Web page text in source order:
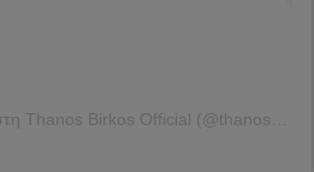
Η δημοσίευση κοινοποιήθηκε από το χρήστη Thanos Birkos Official (@thanosbirkos)